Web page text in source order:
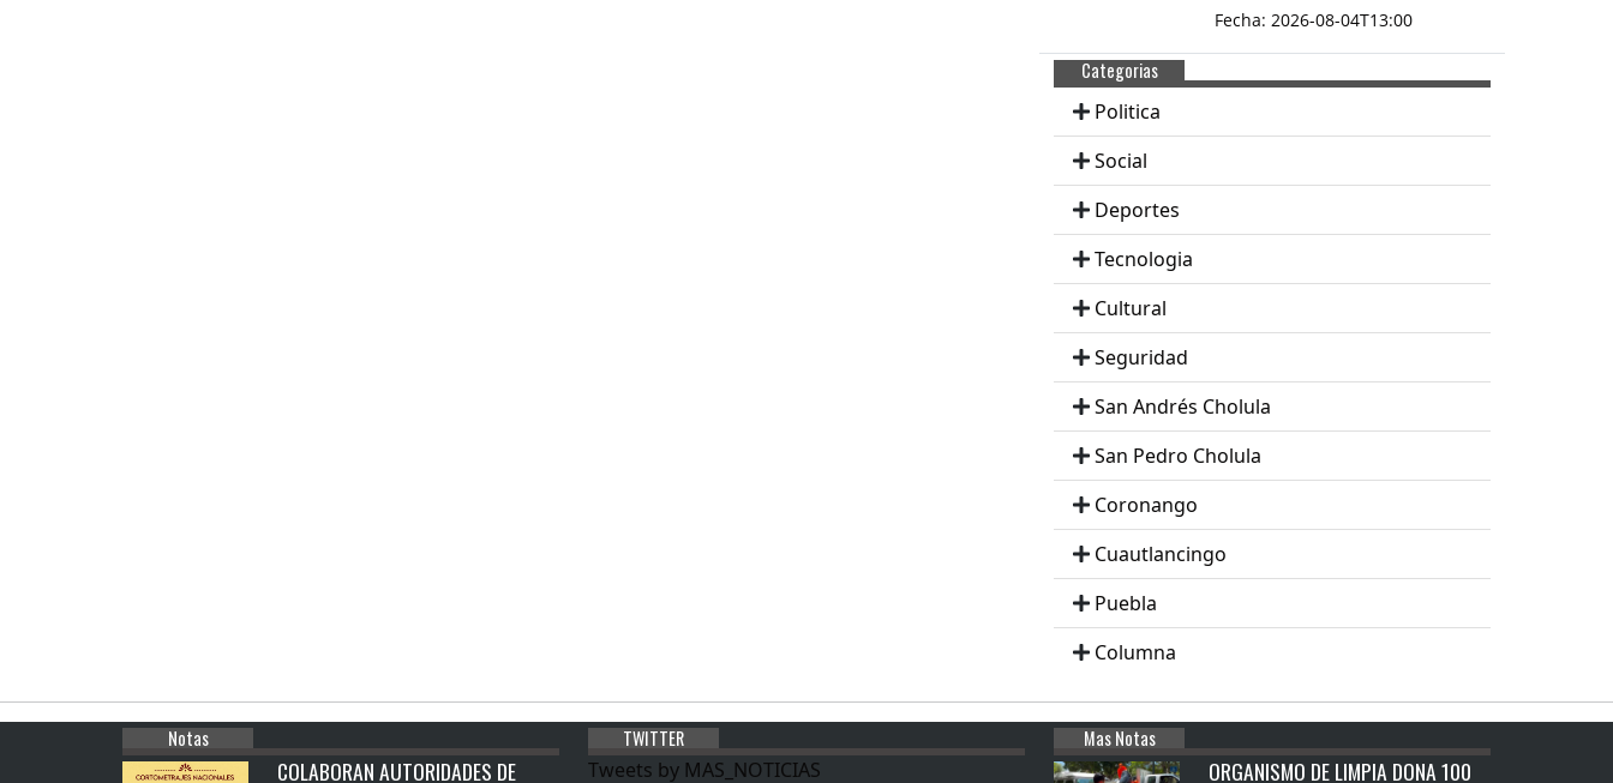
Fecha: 2026-08-04T13:00
Categorias
Politica
Social
Deportes
Tecnologia
Cultural
Seguridad
San Andrés Cholula
San Pedro Cholula
Coronango
Cuautlancingo
Puebla
Columna
Notas
COLABORAN AUTORIDADES DE
TWITTER
Tweets by MAS_NOTICIAS
Mas Notas
ORGANISMO DE LIMPIA DONA 100